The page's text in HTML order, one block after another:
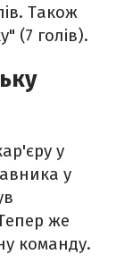
Також
(7 голів).
у
у
же
команду.